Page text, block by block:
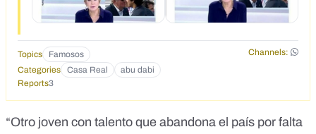
Topics Famosos
Channels:
Categories
Casa Real
abu dabi
Reports3
“Otro joven con talento que abandona el país por falta